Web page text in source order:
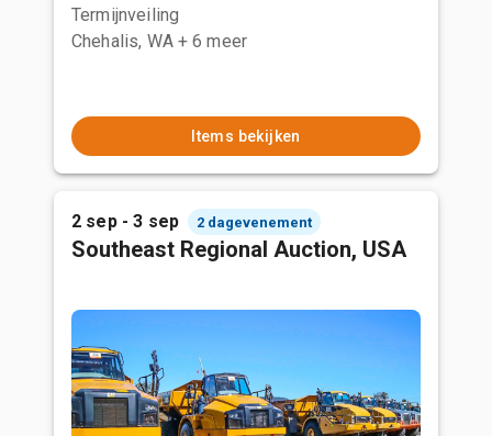
Termijnveiling
Chehalis, WA + 6 meer
Items bekijken
2 sep - 3 sep 2 dagevenement
Southeast Regional Auction, USA